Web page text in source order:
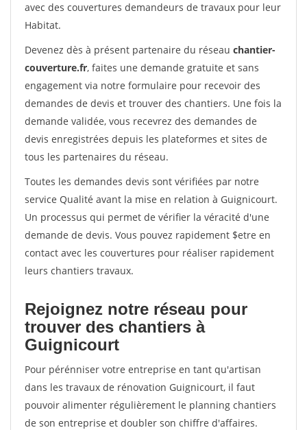
avec des couvertures demandeurs de travaux pour leur
Habitat.
Devenez dès à présent partenaire du réseau chantier-
couverture.fr, faites une demande gratuite et sans
engagement via notre formulaire pour recevoir des
demandes de devis et trouver des chantiers. Une fois la
demande validée, vous recevrez des demandes de
devis enregistrées depuis les plateformes et sites de
tous les partenaires du réseau.
Toutes les demandes devis sont vérifiées par notre
service Qualité avant la mise en relation à Guignicourt.
Un processus qui permet de vérifier la véracité d'une
demande de devis. Vous pouvez rapidement $etre en
contact avec les couvertures pour réaliser rapidement
leurs chantiers travaux.
Rejoignez notre réseau pour
trouver des chantiers à
Guignicourt
Pour pérénniser votre entreprise en tant qu'artisan
dans les travaux de rénovation Guignicourt, il faut
pouvoir alimenter régulièrement le planning chantiers
de son entreprise et doubler son chiffre d'affaires.